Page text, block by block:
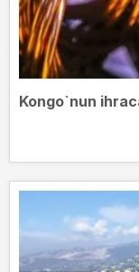
Kongo`nun